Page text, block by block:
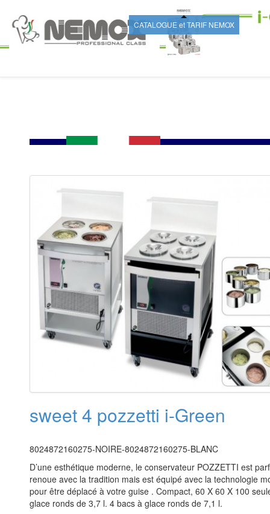
CATALOGUE et TARIF NEMOX
sweet 4 pozzetti i-Green
8024872160275-NOIRE-8024872160275-BLANC
D’une esthétique moderne, le conservateur POZZETTI est
renoue avec la tradition mais est équipé avec la technologie
pour être déplacé à votre guise . Compact, 60 X 60 X 100
glace ronds de 3,7 l. 4 bacs à glace ronds de 7,1 l.